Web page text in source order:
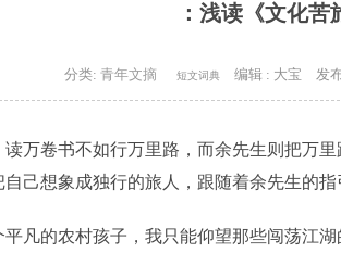
：浅读《文化苦
分类: 青年文摘 短文词典 编辑 : 大宝 发
读万卷书不如行万里路，而余先生则把万
己想象成独行的旅人，跟随着余先生的指
平凡的农村孩子，我只能仰望那些闯荡江